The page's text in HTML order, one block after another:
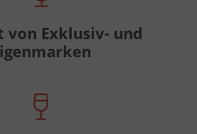
von Exklusiv- und